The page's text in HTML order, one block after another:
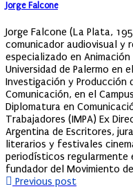
Jorge Falcone
Jorge Falcone (La Plata,
comunicador audiovisual y
especializado en
Universidad de Palermo en
Investigación y Producción
Comunicación, en el
Diplomatura en
Trabajadores (IMPA) Ex
Argentina de Escritores,
literarios y festivales
periodísticos regularmente
fundador del Movimiento
Previous post